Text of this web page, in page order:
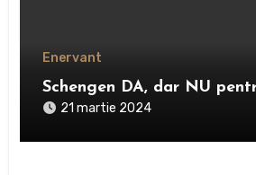
Enervant
Schengen DA, dar NU
21 martie 2024